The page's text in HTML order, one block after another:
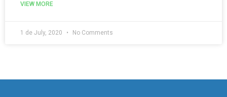
VIEW MORE
1 de July, 2020 No Comments